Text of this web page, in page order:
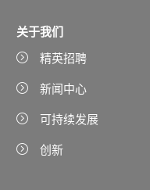
关于我们
精英招聘
新闻中心
可持续发展
创新